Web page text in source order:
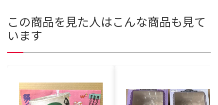
この商品を見た人はこんな商品も見て
います